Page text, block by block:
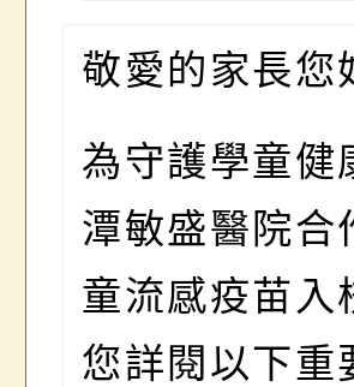
敬愛的家長您
為守護學童健
潭敏盛醫院合
童流感疫苗入
您詳閱以下重